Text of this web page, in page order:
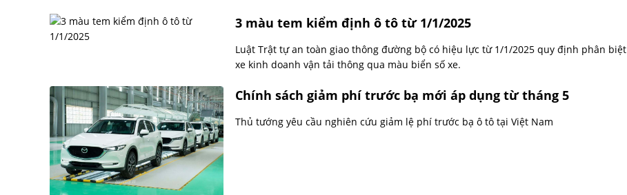
3 màu tem kiểm định ô tô từ 1/1/2025
Luật Trật tự an toàn giao thông đường bộ có hiệu lực từ 1/1/2025 quy định phân biệt
xe kinh doanh vận tải thông qua màu biển số xe.
Chính sách giảm phí trước bạ mới áp dụng từ tháng 5
Thủ tướng yêu cầu nghiên cứu giảm lệ phí trước bạ ô tô tại Việt Nam